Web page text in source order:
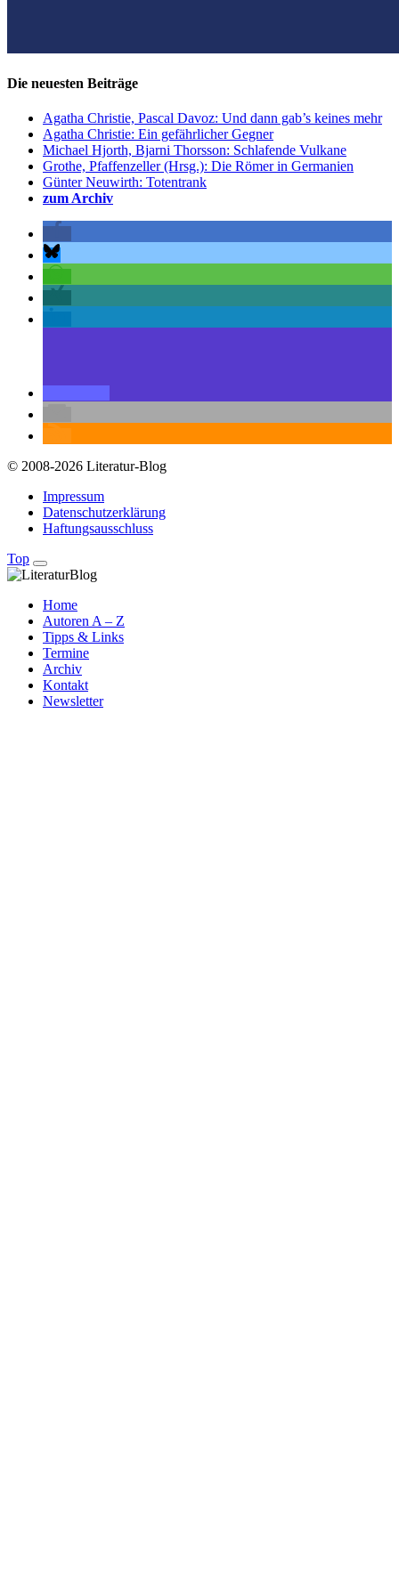
Die neuesten Beiträge
Agatha Christie, Pascal Davoz: Und dann gab’s keines mehr
Agatha Christie: Ein gefährlicher Gegner
Michael Hjorth, Bjarni Thorsson: Schlafende Vulkane
Grothe, Pfaffenzeller (Hrsg.): Die Römer in Germanien
Günter Neuwirth: Totentrank
zum Archiv
© 2008-2026 Literatur-Blog
Impressum
Datenschutzerklärung
Haftungsausschluss
Top
Home
Autoren A – Z
Tipps & Links
Termine
Archiv
Kontakt
Newsletter